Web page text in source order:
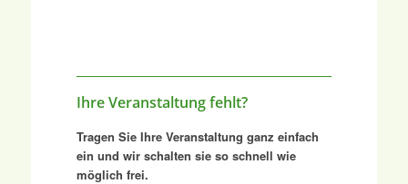
Ihre Veranstaltung fehlt?
Tragen Sie Ihre Veranstaltung ganz einfach
ein und wir schalten sie so schnell wie
möglich frei.